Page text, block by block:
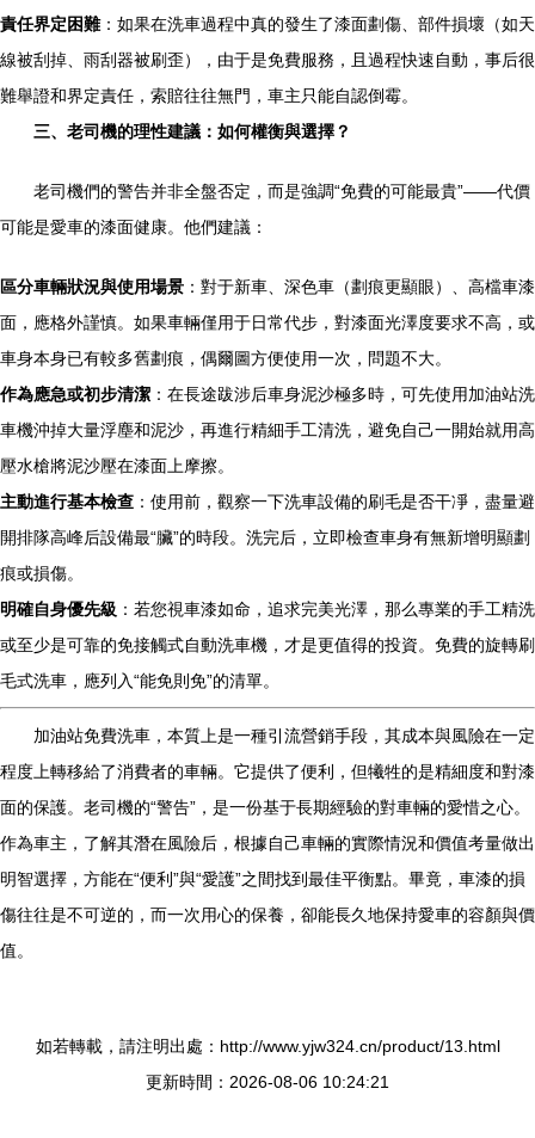
責任界定困難：如果在洗車過程中真的發生了漆面劃傷、部件損壞（如天
線被刮掉、雨刮器被刷歪），由于是免費服務，且過程快速自動，事后很
難舉證和界定責任，索賠往往無門，車主只能自認倒霉。
三、老司機的理性建議：如何權衡與選擇？
老司機們的警告并非全盤否定，而是強調“免費的可能最貴”——代價
可能是愛車的漆面健康。他們建議：
區分車輛狀況與使用場景 ：對于新車、深色車（劃痕更顯眼）、高檔車漆
面，應格外謹慎。如果車輛僅用于日常代步，對漆面光澤度要求不高，或
車身本身已有較多舊劃痕，偶爾圖方便使用一次，問題不大。
作為應急或初步清潔 ：在長途跋涉后車身泥沙極多時，可先使用加油站洗
車機沖掉大量浮塵和泥沙，再進行精細手工清洗，避免自己一開始就用高
壓水槍將泥沙壓在漆面上摩擦。
主動進行基本檢查 ：使用前，觀察一下洗車設備的刷毛是否干凈，盡量避
開排隊高峰后設備最“臟”的時段。洗完后，立即檢查車身有無新增明顯劃
痕或損傷。
明確自身優先級 ：若您視車漆如命，追求完美光澤，那么專業的手工精洗
或至少是可靠的免接觸式自動洗車機，才是更值得的投資。免費的旋轉刷
毛式洗車，應列入“能免則免”的清單。
加油站免費洗車，本質上是一種引流營銷手段，其成本與風險在一定
程度上轉移給了消費者的車輛。它提供了便利，但犧牲的是精細度和對漆
面的保護。老司機的“警告”，是一份基于長期經驗的對車輛的愛惜之心。
作為車主，了解其潛在風險后，根據自己車輛的實際情況和價值考量做出
明智選擇，方能在“便利”與“愛護”之間找到最佳平衡點。畢竟，車漆的損
傷往往是不可逆的，而一次用心的保養，卻能長久地保持愛車的容顏與價
值。
如若轉載，請注明出處：http://www.yjw324.cn/product/13.html
更新時間：2026-08-06 10:24:21